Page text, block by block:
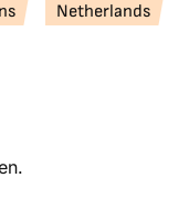
Netherlands